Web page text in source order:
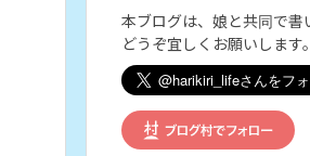
本ブログは、娘と共同で書
どうぞ宜しくお願いします。